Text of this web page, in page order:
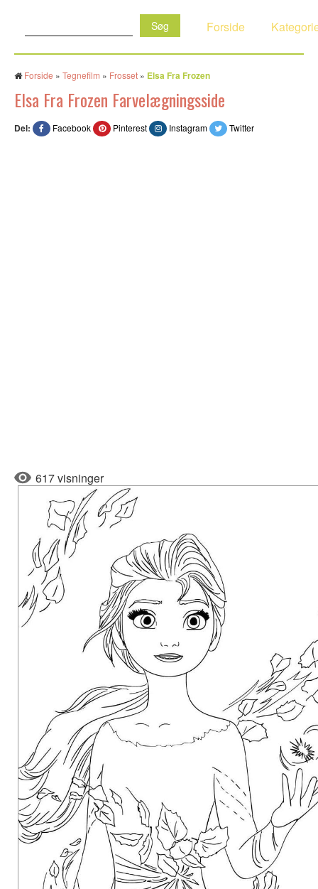
Forside
Forside » Tegnefilm » Frosset » Elsa Fra Frozen
Elsa Fra Frozen Farvelægningsside
Del: Facebook Pinterest Instagram Twitter
617 visninger